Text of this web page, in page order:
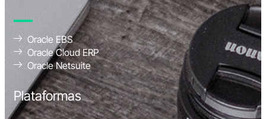
Oracle EBS
Oracle Cloud ERP
Oracle Netsuite
Plataformas